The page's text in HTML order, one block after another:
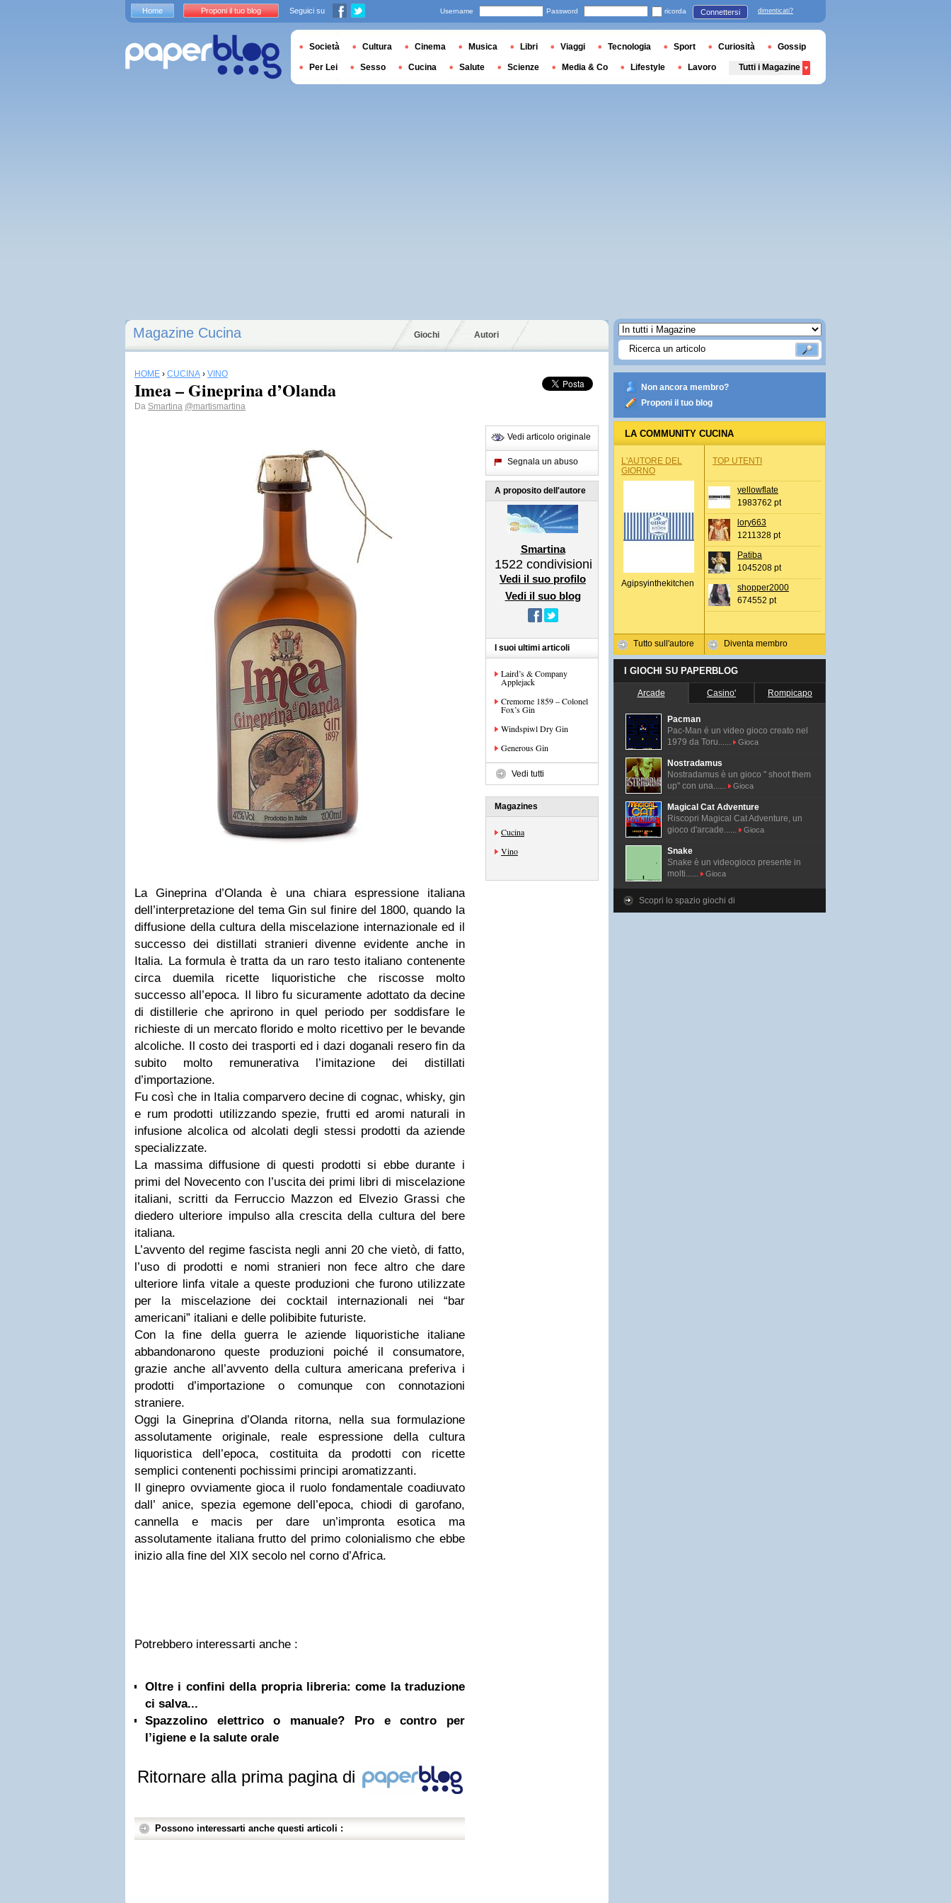
Magazine Cucina Giochi Autori
HOME › CUCINA › VINO
Imea – Gineprina d’Olanda
Da Smartina @martismartina
La Gineprina d’Olanda è una chiara espressione italiana
dell’interpretazione del tema Gin sul finire del 1800, quando la
diffusione della cultura della miscelazione internazionale ed il
successo dei distillati stranieri divenne evidente anche in
Italia. La formula è tratta da un raro testo italiano contenente
circa duemila ricette liquoristiche che riscosse molto
successo all’epoca. Il libro fu sicuramente adottato da decine
di distillerie che aprirono in quel periodo per soddisfare le
richieste di un mercato florido e molto ricettivo per le bevande
alcoliche. Il costo dei trasporti ed i dazi doganali resero fin da
subito molto remunerativa l’imitazione dei distillati
d’importazione.
Fu così che in Italia comparvero decine di cognac, whisky, gin
e rum prodotti utilizzando spezie, frutti ed aromi naturali in
infusione alcolica od alcolati degli stessi prodotti da aziende
specializzate.
La massima diffusione di questi prodotti si ebbe durante i
primi del Novecento con l’uscita dei primi libri di miscelazione
italiani, scritti da Ferruccio Mazzon ed Elvezio Grassi che
diedero ulteriore impulso alla crescita della cultura del bere
italiana.
L’avvento del regime fascista negli anni 20 che vietò, di fatto,
l’uso di prodotti e nomi stranieri non fece altro che dare
ulteriore linfa vitale a queste produzioni che furono utilizzate
per la miscelazione dei cocktail internazionali nei “bar
americani” italiani e delle polibibite futuriste.
Con la fine della guerra le aziende liquoristiche italiane
abbandonarono queste produzioni poiché il consumatore,
grazie anche all’avvento della cultura americana preferiva i
prodotti d’importazione o comunque con connotazioni
straniere.
Oggi la Gineprina d’Olanda ritorna, nella sua formulazione
assolutamente originale, reale espressione della cultura
liquoristica dell’epoca, costituita da prodotti con ricette
semplici contenenti pochissimi principi aromatizzanti.
Il ginepro ovviamente gioca il ruolo fondamentale coadiuvato
dall’ anice, spezia egemone dell’epoca, chiodi di garofano,
cannella e macis per dare un’impronta esotica ma
assolutamente italiana frutto del primo colonialismo che ebbe
inizio alla fine del XIX secolo nel corno d’Africa.
Potrebbero interessarti anche :
Oltre i confini della propria libreria: come la traduzione
ci salva...
Spazzolino elettrico o manuale? Pro e contro per
l’igiene e la salute orale
Ritornare alla prima pagina di
Possono interessarti anche questi articoli :
Vedi articolo originale
Segnala un abuso
A proposito dell'autore
Smartina
1522 condivisioni
Vedi il suo profilo
Vedi il suo blog
I suoi ultimi articoli
Laird’s & Company
Applejack
Cremorne 1859 – Colonel
Fox’s Gin
Windspiwl Dry Gin
Generous Gin
Vedi tutti
Magazines
Cucina
Vino
Non ancora membro?
Proponi il tuo blog
LA COMMUNITY CUCINA
L'AUTORE DEL
GIORNO
Agipsyinthekitchen
Tutto sull'autore
TOP UTENTI
yellowflate
1983762 pt
lory663
1211328 pt
Patiba
1045208 pt
shopper2000
674552 pt
Diventa membro
I GIOCHI SU PAPERBLOG
Arcade Casino' Rompicapo
Pacman
Pac-Man é un video gioco creato nel
1979 da Toru......
Gioca
Nostradamus
Nostradamus è un gioco " shoot them
up" con una......
Gioca
Magical Cat Adventure
Riscopri Magical Cat Adventure, un
gioco d'arcade......
Gioca
Snake
Snake è un videogioco presente in
molti......
Gioca
Scopri lo spazio giochi di
Home Proponi il tuo blog Seguici su Username Password ricorda Connettersi dimenticati?
Società Cultura Cinema Musica Libri Viaggi Tecnologia Sport Curiosità Gossip
Per Lei Sesso Cucina Salute Scienze Media & Co Lifestyle Lavoro Tutti i Magazine